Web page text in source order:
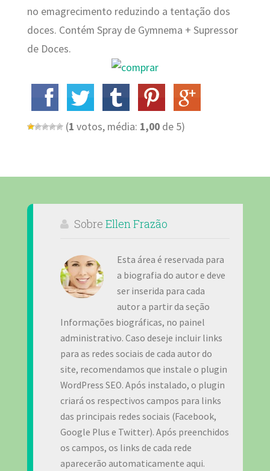
no emagrecimento reduzindo a tentação dos
doces. Contém Spray de Gymnema + Supressor
de Doces.
(1 votos, média: 1,00de 5)
Sobre Ellen Frazão
Esta área é reservada para
a biografia do autor e deve
ser inserida para cada
autor a partir da seção
Informações biográficas, no painel
administrativo. Caso deseje incluir links
para as redes sociais de cada autor do
site, recomendamos que instale o plugin
WordPress SEO. Após instalado, o plugin
criará os respectivos campos para links
das principais redes sociais (Facebook,
Google Plus e Twitter). Após preenchidos
os campos, os links de cada rede
aparecerão automaticamente aqui.